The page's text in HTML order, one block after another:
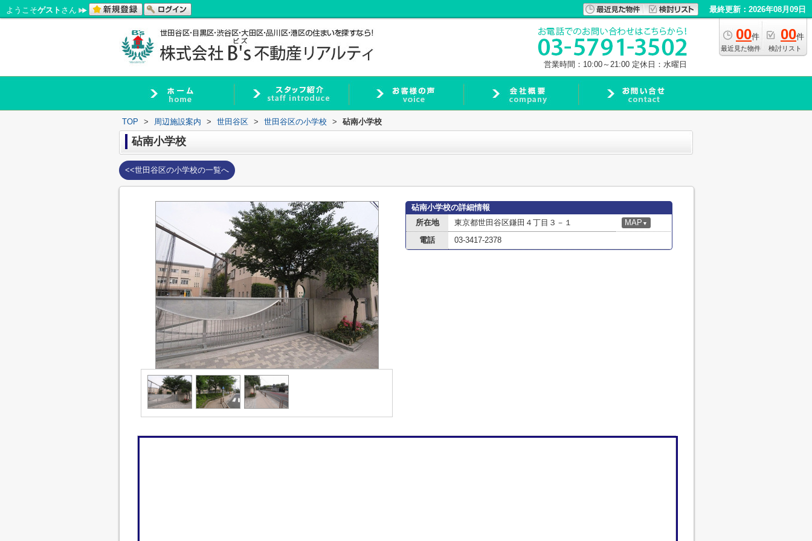
ようこそゲスト さん 最終更新：2026年08月09日
00件
最近見た物件
00件
検討リスト
営業時間：10:00～21:00 定休日：水曜日
TOP > 周辺施設案内 > 世田谷区 > 世田谷区の小学校 > 砧南小学校
砧南小学校
<<世田谷区の小学校の一覧へ
砧南小学校の詳細情報
所在地
東京都世田谷区鎌田４丁目３－１ MAP ▼
電話 03-3417-2378